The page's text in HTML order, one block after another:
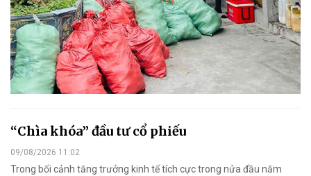
“Chìa khóa” đầu tư cổ phiếu
09/08/2026 11:02
Trong bối cảnh tăng trưởng kinh tế tích cực trong nửa đầu năm